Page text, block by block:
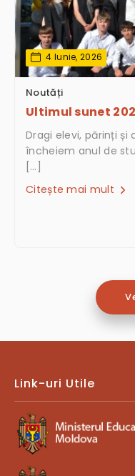
4 Iunie, 2026
Noutăți
Ultimul sunet
Dragi elevi, părinți și
încheiem anul de
[…]
Citește mai mult
Link-uri Utile